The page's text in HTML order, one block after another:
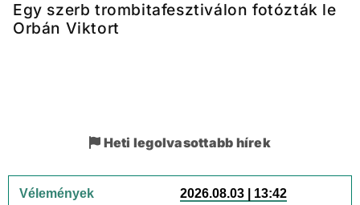
Egy szerb trombitafesztiválon fotózták le
Orbán Viktort
Heti legolvasottabb hírek
Vélemények 2026.08.03 | 13:42